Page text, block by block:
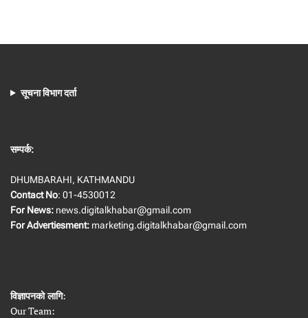
सूचना विभाग दर्ता
सम्पर्क:
DHUMBARAHI, KATHMANDU
Contact No: 01-4530012
For News: news.digitalkhabar@gmail.com
For Advertiesment: marketing.digitalkhabar@gmail.com
विज्ञापनको लागि:
Our Team: